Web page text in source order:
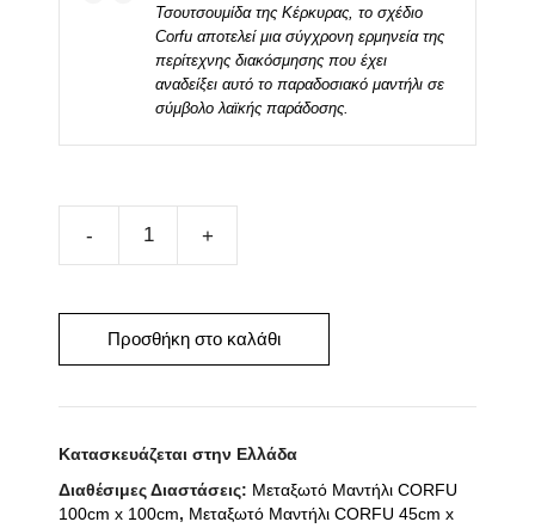
Τσουτσουμίδα της Κέρκυρας, το σχέδιο
Corfu αποτελεί μια σύγχρονη ερμηνεία της
περίτεχνης διακόσμησης που έχει
αναδείξει αυτό το παραδοσιακό μαντήλι σε
σύμβολο λαϊκής παράδοσης.
CORFU
35cm
x
Προσθήκη στο καλάθι
Κατασκευάζεται στην Ελλάδα
Διαθέσιμες Διαστάσεις: Μεταξωτό Μαντήλι CORFU
100cm x 100cm, Μεταξωτό Μαντήλι CORFU 45cm x